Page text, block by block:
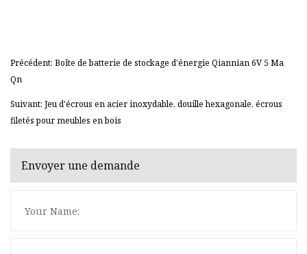
Précédent: Boîte de batterie de stockage d'énergie Qiannian 6V 5 Ma
Qn
Suivant: Jeu d'écrous en acier inoxydable, douille hexagonale, écrous
filetés pour meubles en bois
Envoyer une demande